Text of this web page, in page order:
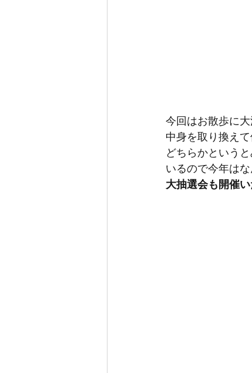
今回はお散歩に
中身を取り換え
どちらかという
いるので今年はな
大抽選会も開催